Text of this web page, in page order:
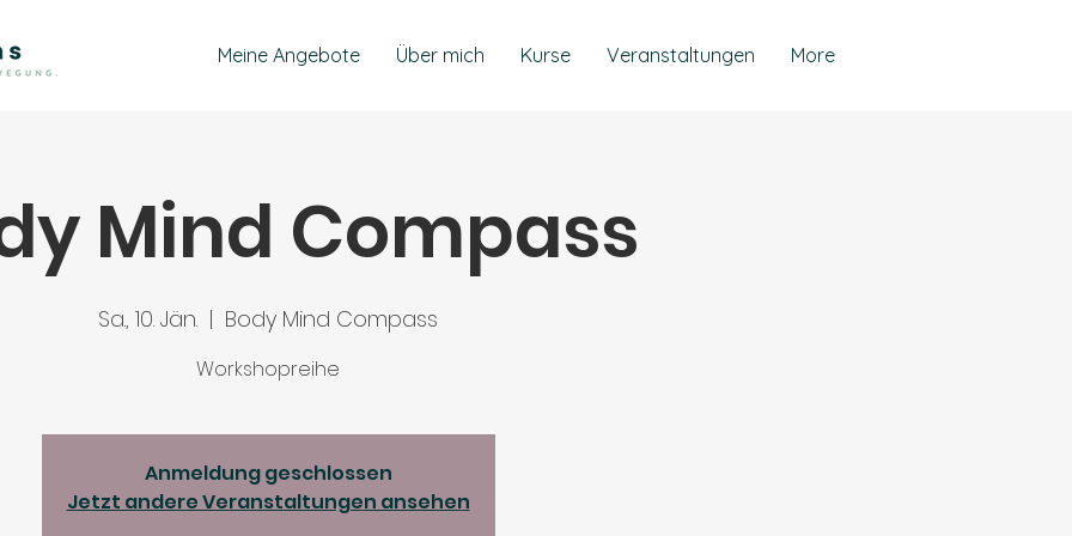
Meine Angebote Über mich Kurse Veranstaltungen More
Mind Compass
Sa., 10. Jän.
  |
Body Mind Compass
Workshopreihe
Anmeldung geschlossen
Jetzt andere Veranstaltungen ansehen